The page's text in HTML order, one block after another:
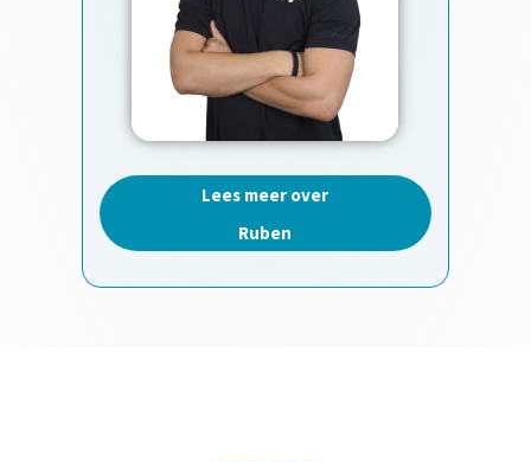
Lees meer over
Ruben